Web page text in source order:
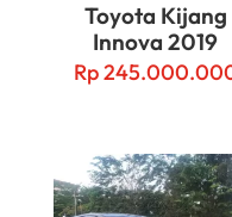
Toyota Kijang
Innova 2019
Rp